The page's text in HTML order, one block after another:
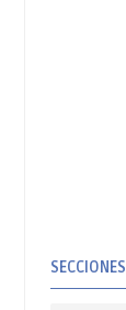
SECCIONES